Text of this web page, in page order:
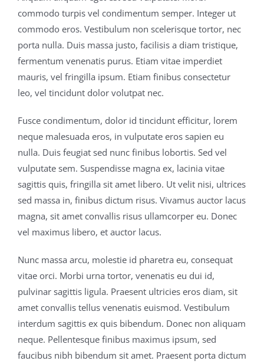
commodo turpis vel condimentum semper. Integer ut
commodo eros. Vestibulum non scelerisque tortor, nec
porta nulla. Duis massa justo, facilisis a diam tristique,
fermentum venenatis purus. Etiam vitae imperdiet
mauris, vel fringilla ipsum. Etiam finibus consectetur
leo, vel tincidunt dolor volutpat nec.
Fusce condimentum, dolor id tincidunt efficitur, lorem
neque malesuada eros, in vulputate eros sapien eu
nulla. Duis feugiat sed nunc finibus lobortis. Sed vel
vulputate sem. Suspendisse magna ex, lacinia vitae
sagittis quis, fringilla sit amet libero. Ut velit nisi, ultrices
sed massa in, finibus dictum risus. Vivamus auctor lacus
magna, sit amet convallis risus ullamcorper eu. Donec
vel maximus libero, et auctor lacus.
Nunc massa arcu, molestie id pharetra eu, consequat
vitae orci. Morbi urna tortor, venenatis eu dui id,
pulvinar sagittis ligula. Praesent ultricies eros diam, sit
amet convallis tellus venenatis euismod. Vestibulum
interdum sagittis ex quis bibendum. Donec non aliquam
neque. Pellentesque finibus maximus ipsum, sed
faucibus nibh bibendum sit amet. Praesent porta dictum